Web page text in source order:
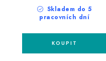
Skladem do 5
pracovních dní